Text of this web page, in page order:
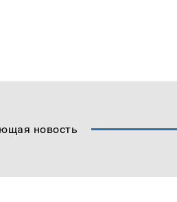
новость